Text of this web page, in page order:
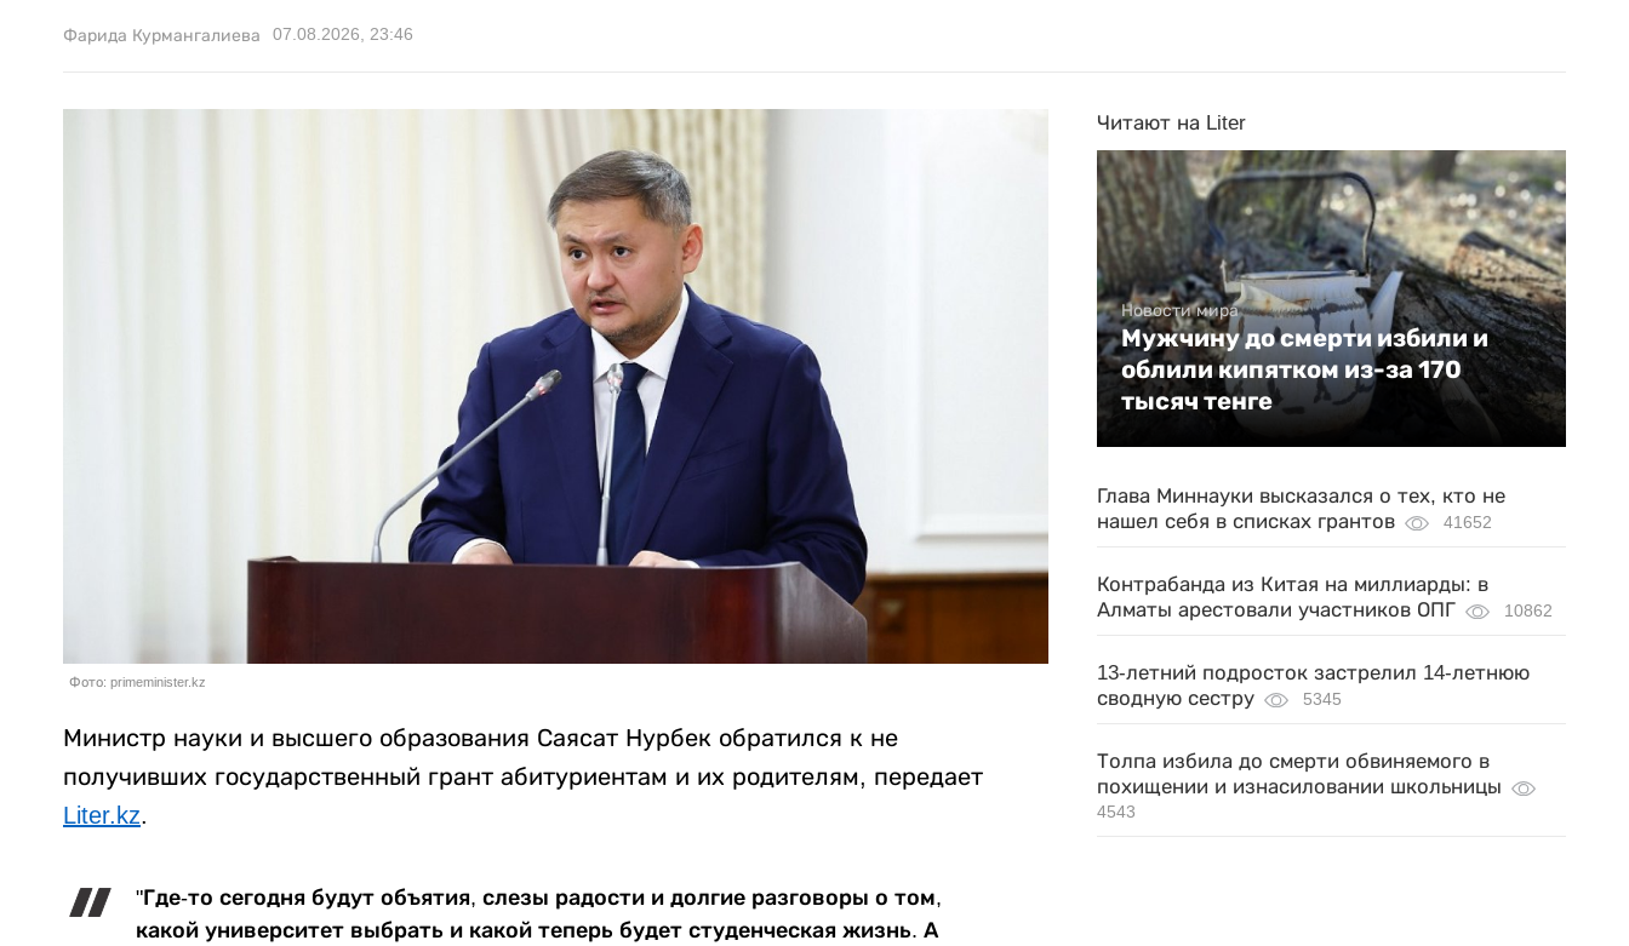
Фарида Курмангалиева 07.08.2026, 23:46
Фото: primeminister.kz
Министр науки и высшего образования Саясат Нурбек обратился к не
получивших государственный грант абитуриентам и их родителям, передает
Liter.kz.
"Где-то сегодня будут объятия, слезы радости и долгие разговоры о том,
какой университет выбрать и какой теперь будет студенческая жизнь. А
Читают на Liter
Новости мира
Мужчину до смерти избили и
облили кипятком из-за 170
тысяч тенге
Глава Миннауки высказался о тех, кто не
нашел себя в списках грантов
41652
Контрабанда из Китая на миллиарды: в
Алматы арестовали участников ОПГ
10862
13-летний подросток застрелил 14-летнюю
сводную сестру
5345
Толпа избила до смерти обвиняемого в
похищении и изнасиловании школьницы
4543